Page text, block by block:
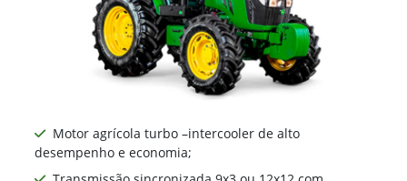
Motor agrícola turbo –intercooler de alto
desempenho e economia;